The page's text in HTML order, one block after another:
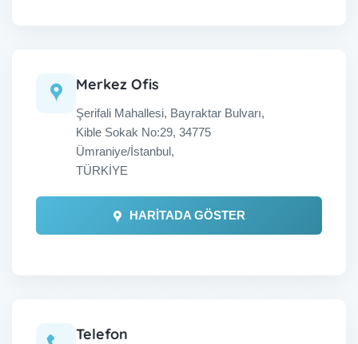
Merkez Ofis
Şerifali Mahallesi, Bayraktar Bulvarı,
Kible Sokak No:29, 34775
Ümraniye/İstanbul,
TÜRKİYE
HARİTADA GÖSTER
Telefon